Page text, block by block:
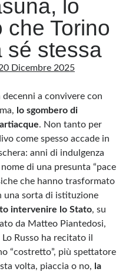
giornalistica, in quanto viene aggiornato
considerarsi un prodotto editoriale ai
non è responsabile di quanto
post. Saranno comunque cancellati quelli
di terzi, di genere spam,
conformi al rispetto delle norme sulla
blog sono tratte da Internet e, pertanto,
loro pubblicazione violasse eventuali
non è responsabile dei siti collegati
lo
che Torino
sé stessa
Dicembre 2025
a convivere con
lo sgombero di
. Non tanto per
come spesso accade in
anni di indulgenza
di una presunta “pace
che hanno trasformato
una sorta di istituzione
intervenire lo Stato, su
da Matteo Piantedosi,
Russo ha recitato il
“costretto”, più spettatore
volta, piaccia o no, la